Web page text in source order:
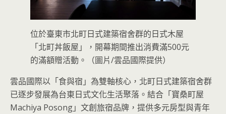
位於臺東市北町日式建築宿舍群的日式木屋
「北町丼飯屋」，開幕期間推出消費滿500元
的滿額贈活動。（圖片/雲品國際提供）
雲品國際以「食與宿」為雙軸核心，北町日式建築宿舍群
已逐步發展為台東日式文化生活聚落。結合「寶桑町屋
Machiya Posong」文創旅宿品牌，提供多元房型與青年